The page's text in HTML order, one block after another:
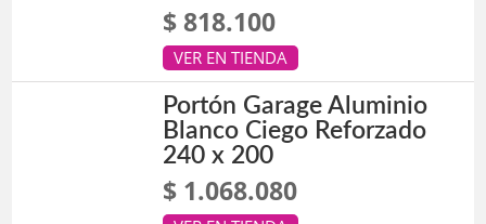
$ 818.100
VER EN TIENDA
Portón Garage Aluminio
Blanco Ciego Reforzado
240 x 200
$ 1.068.080